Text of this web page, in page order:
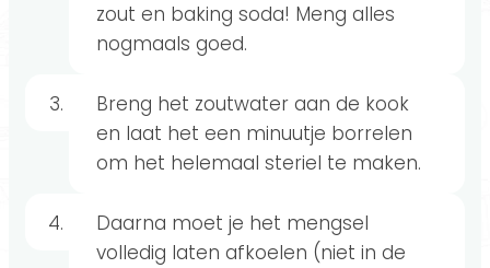
zout en baking soda! Meng alles
nogmaals goed.
Breng het zoutwater aan de kook
en laat het een minuutje borrelen
om het helemaal steriel te maken.
Daarna moet je het mengsel
volledig laten afkoelen (niet in de